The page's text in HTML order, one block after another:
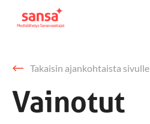
Takaisin ajankohtaista sivulle
Vainotut